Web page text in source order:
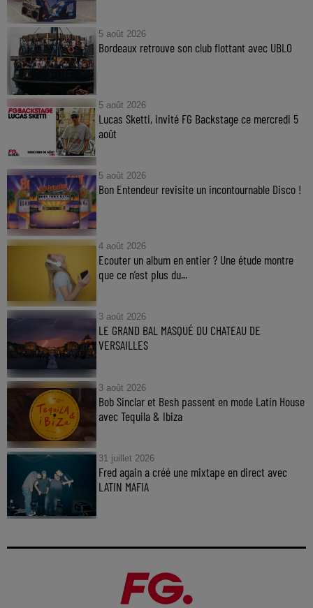
5 août 2026
Bordeaux retrouve son club flottant avec UBLO
5 août 2026
Lucas Sketti, invité FG Backstage ce mercredi 5
août
5 août 2026
Bon Entendeur revisite un incontournable Disco !
4 août 2026
Ecouter un album en entier ? Une étude montre
que ce n’est plus du...
3 août 2026
LE GRAND BAL MASQUÉ DU CHATEAU DE
VERSAILLES
3 août 2026
Bob Sinclar et Besh passent en mode Latin House
avec Tequila & Ibiza
31 juillet 2026
Fred again a créé une mixtape en direct avec
LATIN MAFIA